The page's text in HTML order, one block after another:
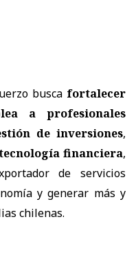
busca fortalecer
a profesionales
de inversiones,
financiera,
de servicios
y generar más y
chilenas.